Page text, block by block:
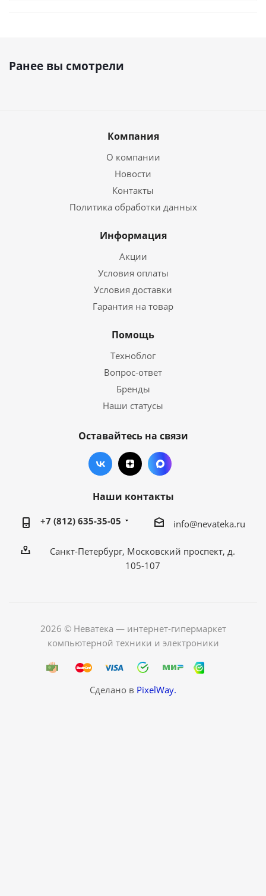
Ранее вы смотрели
Компания
О компании
Новости
Контакты
Политика обработки данных
Информация
Акции
Условия оплаты
Условия доставки
Гарантия на товар
Помощь
Техноблог
Вопрос-ответ
Бренды
Наши статусы
Оставайтесь на связи
Наши контакты
+7 (812) 635-35-05 info@nevateka.ru
Санкт-Петербург, Московский проспект, д.
105-107
2026 © Неватека — интернет-гипермаркет
компьютерной техники и электроники
Сделано в PixelWay.